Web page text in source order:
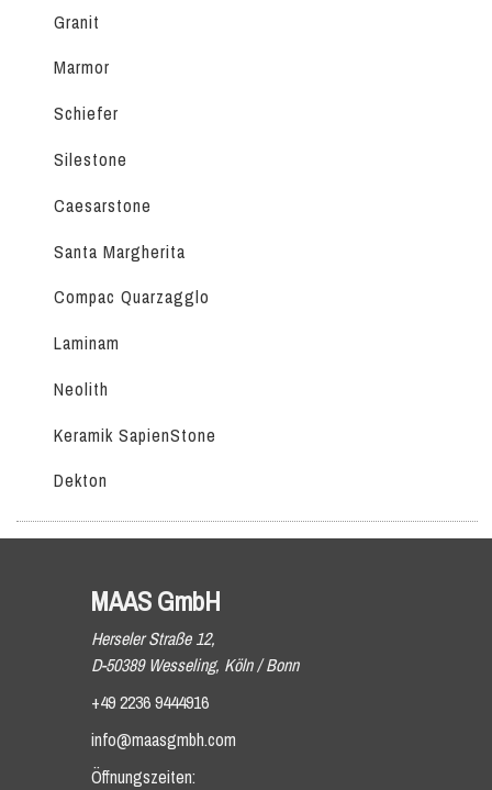
Granit
Marmor
Schiefer
Silestone
Caesarstone
Santa Margherita
Compac Quarzagglo
Laminam
Neolith
Keramik SapienStone
Dekton
MAAS GmbH
Herseler Straße 12,
D-50389 Wesseling, Köln / Bonn
+49 2236 9444916
info@maasgmbh.com
Öffnungszeiten: